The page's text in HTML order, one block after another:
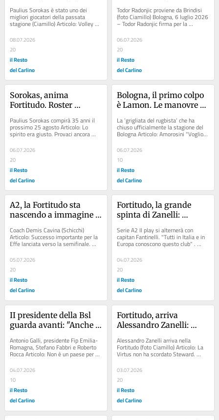
mette le ali
Paulius Sorokas è stato uno dei
migliori giocatori della passata
stagione (Ciamillo) Articolo: Volley
serie B. Cavallino ancora ko. Un
punto al tie...
08.07.2026
20
il Resto
del Carlino
permette di cambiare
facilmente strategia”
Todor Radonjic proviene da Brindisi
(foto Ciamillo) Bologna, 6 luglio 2026
– Todor Radonjic firma per la
Fortitudo. Terzo colpo di mercato in...
06.07.2026
20
il Resto
del Carlino
Sorokas, anima
Fortitudo. Roster
Paulius Sorokas compirà 35 anni il
prossimo 25 agosto Articolo: Lo
spirito era giusto. Provaci ancora
OraSì Articolo: La Fortitudo vola in...
06.07.2026
20
il Resto
del Carlino
Bologna, il primo colpo
è Lamon. Le manovre
La ’grigliata del rugbista’ che ha
chiuso ufficialmente la stagione del
Bologna Articolo: Amorosini "Voglio
portare Bologna in élite"...
06.07.2026
10
il Resto
del Carlino
A2, la Fortitudo sta
nascendo a immagine
la risposta degli
abbonati. Determinata,
Effe di Cavina prende
forma
Coach Demis Cavina (Schicchi)
Articolo: Successo importante per la
Effe lanciata verso la semifinale.
05.07.2026
20
il Resto
del Carlino
Fortitudo, la grande
spinta di Zanelli:
importante"
Serie A2 Il play si alternerà con
capitan Fantinelli. "Tutti in Italia e in
Europa conoscono questo club" .
Articolo: Vigevano,...
04.07.2026
20
il Resto
del Carlino
II presidente della Bsl
guarda avanti: "Anche il
affidato al supervisore
Rocca». San Lazzaro, il
Fabbri: "Sono la nostra
forza»
Antonio Galli, presidente Fip Emilia-
Romagna, Stefano Fabbri e Roberto
Rocca Articolo: Non è un paese per
vecchi. Viareggio ora lancia i baby...
04.07.2026
10
il Resto
del Carlino
Fortitudo, arriva
Alessandro Zanelli:
gioco in una piazza
importante”
Alessandro Zanelli arriva nella
Fortitudo (foto Ciamillo) Articolo: La
Virtus non ha scordato Steward.
Articolo:...
03.07.2026
20
il Resto
del Carlino